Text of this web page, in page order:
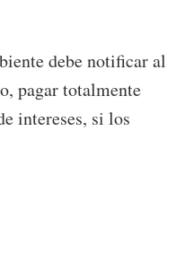
debe notificar al
pagar totalmente
intereses, si los